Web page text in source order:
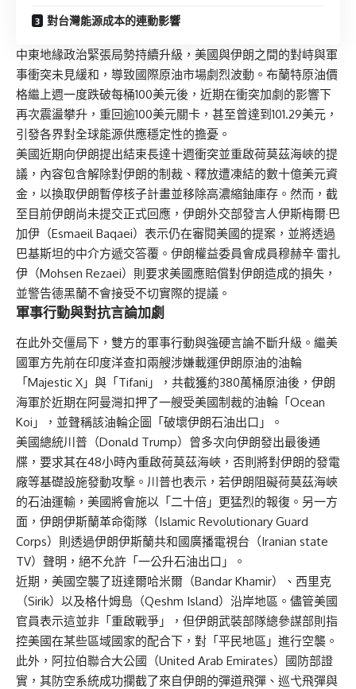
對台灣能源成本的連動影響
中東地緣政治緊張局勢持續升級，美國與伊朗之間的對峙與軍
事衝突未見緩和，導致國際原油市場劇烈波動。布蘭特原油價
格繼上週一度跌破每桶100美元後，近期在衝突加劇的影響下
再次震盪攀升，重回逾100美元關卡，甚至曾達到101.29美元，
引發各界對全球能源供應穩定性的擔憂。
美國近期向伊朗提出結束長達十週衝突並重啟荷莫茲海峽的提
議，內容包含解除對伊朗的制裁、釋放遭凍結的數十億美元資
金，以換取伊朗暫停核子計畫並移除高濃縮鈾庫存。然而，截
至目前伊朗尚未提交正式回應，伊朗外交部發言人伊斯梅爾·巴
加伊（Esmaeil Baqaei）表示仍在審閱美國的提案，並將透過
巴基斯坦的中介方遞交答覆。伊朗權益委員會成員穆赫辛·雷扎
伊（Mohsen Rezaei）則要求美國應賠償對伊朗造成的損失，
並警告德黑蘭不會接受不切實際的提議。
軍事行動與對抗言論加劇
在此外交僵局下，雙方的軍事行動與強硬言論不斷升級。繼美
國軍方先前在印度洋查扣兩艘涉嫌載運伊朗原油的油輪
「Majestic X」與「Tifani」，共截獲約380萬桶原油後，伊朗
海軍於近期在阿曼灣扣押了一艘受美國制裁的油輪「Ocean
Koi」，並聲稱該油輪企圖「破壞伊朗石油出口」。
美國總統川普（Donald Trump）曾多次向伊朗發出最後通
牒，要求其在48小時內重啟荷莫茲海峽，否則將對伊朗的發電
廠等基礎設施發動攻擊。川普也表示，若伊朗阻礙荷莫茲海峽
的石油運輸，美國將會施以「二十倍」更猛烈的報復。另一方
面，伊朗伊斯蘭革命衛隊（Islamic Revolutionary Guard
Corps）則透過伊朗伊斯蘭共和國廣播電視台（Iranian state
TV）聲明，絕不允許「一公升石油出口」。
近期，美國空襲了班達爾哈米爾（Bandar Khamir）、西里克
（Sirik）以及格什姆島（Qeshm Island）沿岸地區。儘管美國
官員表示這並非「重啟戰爭」，但伊朗武裝部隊總參謀部則指
控美國在某些區域國家的配合下，對「平民地區」進行空襲。
此外，阿拉伯聯合大公國（United Arab Emirates）國防部證
實，其防空系統成功攔截了來自伊朗的彈道飛彈、巡弋飛彈與